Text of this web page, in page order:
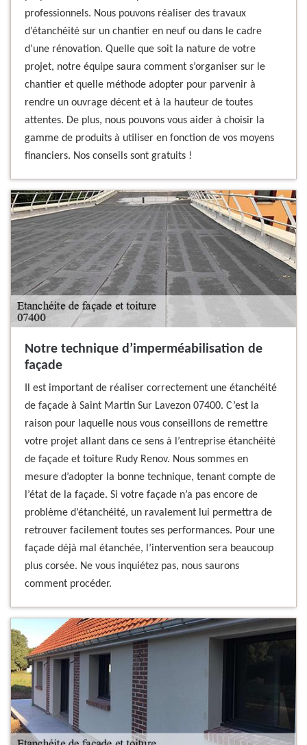
professionnels. Nous pouvons réaliser des travaux
d’étanchéité sur un chantier en neuf ou dans le cadre
d’une rénovation. Quelle que soit la nature de votre
projet, notre équipe saura comment s’organiser sur le
chantier et quelle méthode adopter pour parvenir à
rendre un ouvrage décent et à la hauteur de toutes
attentes. De plus, nous pouvons vous aider à choisir la
gamme de produits à utiliser en fonction de vos moyens
financiers. Nos conseils sont gratuits !
Notre technique d’imperméabilisation de
façade
Il est important de réaliser correctement une étanchéité
de façade à Saint Martin Sur Lavezon 07400. C’est la
raison pour laquelle nous vous conseillons de remettre
votre projet allant dans ce sens à l’entreprise étanchéité
de façade et toiture Rudy Renov. Nous sommes en
mesure d’adopter la bonne technique, tenant compte de
l’état de la façade. Si votre façade n’a pas encore de
problème d’étanchéité, un ravalement lui permettra de
retrouver facilement toutes ses performances. Pour une
façade déjà mal étanchée, l’intervention sera beaucoup
plus corsée. Ne vous inquiétez pas, nous saurons
comment procéder.